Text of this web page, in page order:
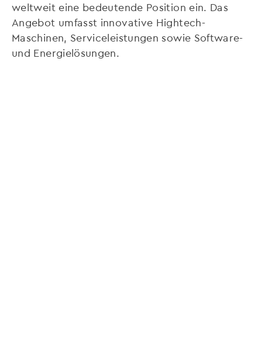
weltweit eine bedeutende Position ein. Das
Angebot umfasst innovative Hightech-
Maschinen, Serviceleistungen sowie Software-
und Energielösungen.